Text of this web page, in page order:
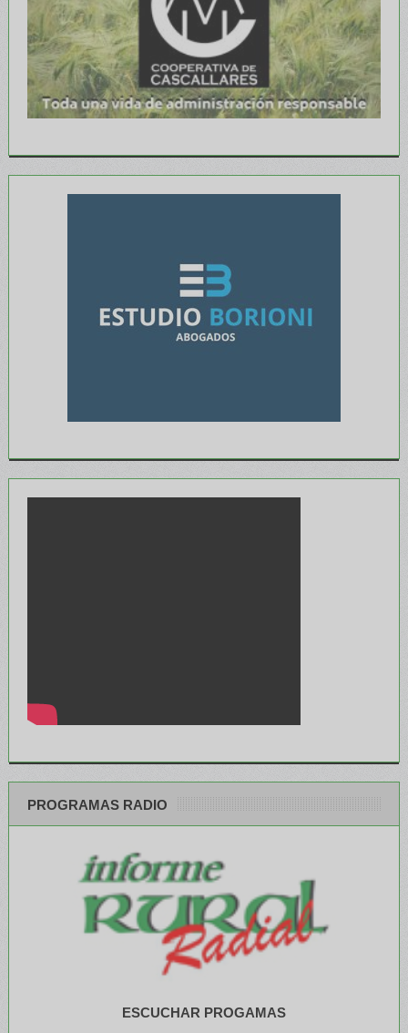
PROGRAMAS RADIO
ESCUCHAR PROGAMAS